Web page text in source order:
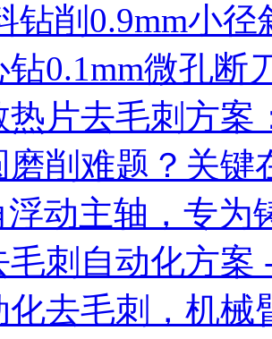
钻削0.9mm小
钻0.1mm微孔断
片去毛刺方案
磨削难题？关键
浮动主轴，专为
刺自动化方案
去毛刺，机械